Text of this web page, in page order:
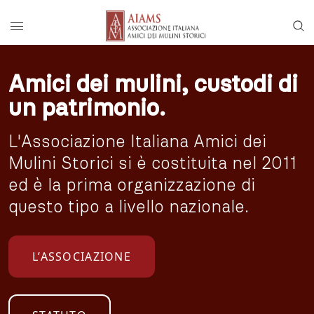
di accesso rapido ai contenuti
al menu di navigazione principale
al contenuto
Menu principale
Amici dei mulini, custodi di
un patrimonio.
L'Associazione Italiana Amici dei
Mulini Storici si è costituita nel 2011
ed è la prima organizzazione di
questo tipo a livello nazionale.
L’ASSOCIAZIONE